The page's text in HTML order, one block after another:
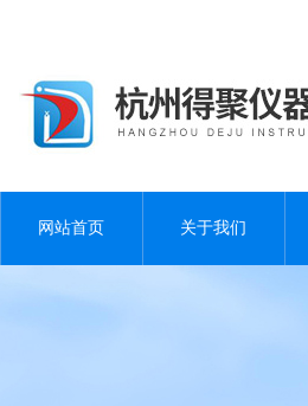
网站首页 关于我们